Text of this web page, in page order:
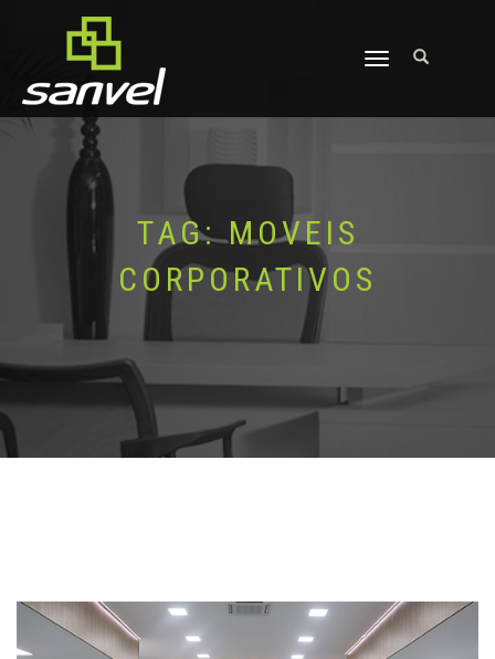
ALTERNAR
TAG:MOVEIS
CORPORATIVOS